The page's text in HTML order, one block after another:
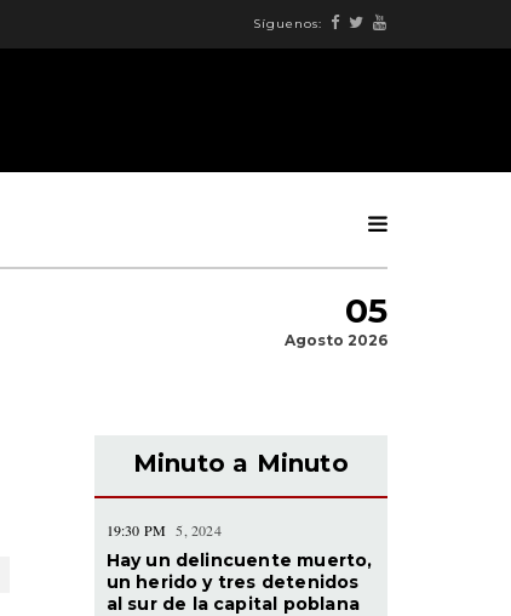
Síguenos:
05
Agosto 2026
Minuto a Minuto
19:30 PM 5, 2024
Hay un delincuente muerto,
un herido y tres detenidos
al sur de la capital poblana